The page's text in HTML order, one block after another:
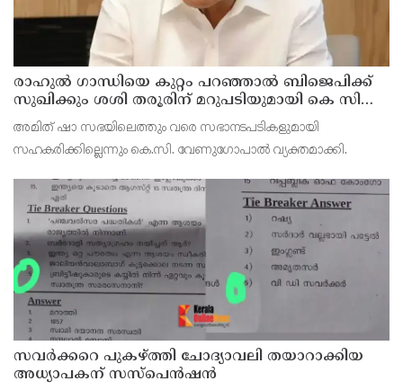
രാഹുല്‍ ഗാന്ധിയെ കുറ്റം പറഞ്ഞാല്‍ ബിജെപിക്ക്
സുഖിക്കും ശശി തരൂരിന് മറുപടിയുമായി കെ സി
വേണുഗോപാല്‍
അമിത് ഷാ സഭയിലെത്തും വരെ സഭാനടപടികളുമായി
സഹകരിക്കില്ലെന്നും കെ.സി. വേണുഗോപാല്‍ വ്യക്തമാക്കി.
സവര്‍ക്കറെ പുകഴ്ത്തി ചോദ്യാവലി തയാറാക്കിയ
അധ്യാപകന് സസ്‌പെന്‍ഷന്‍